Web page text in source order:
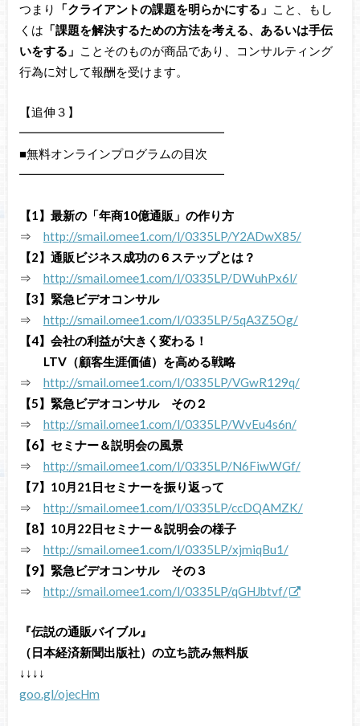
つまり 「クライアントの課題を明らかにする」
こと、もし
くは 「課題を解決するための方法を考える、あるいは手伝
いをする」
ことそのものが商品であり、コンサルティング
行為に対して報酬を受けます。
【追伸３】
━━━━━━━━━━━━━━━━━
■無料オンラインプログラムの目次
━━━━━━━━━━━━━━━━━
【1】最新の「年商10億通販」の作り方
⇒ http://smail.omee1.com/l/0335LP/Y2ADwX85/
【2】通販ビジネス成功の６ステップとは？
⇒ http://smail.omee1.com/l/0335LP/DWuhPx6l/
【3】緊急ビデオコンサル
⇒ http://smail.omee1.com/l/0335LP/5qA3Z5Og/
【4】会社の利益が大きく変わる！
LTV（顧客生涯価値）を高める戦略
⇒ http://smail.omee1.com/l/0335LP/VGwR129q/
【5】緊急ビデオコンサル その２
⇒ http://smail.omee1.com/l/0335LP/WvEu4s6n/
【6】セミナー＆説明会の風景
⇒ http://smail.omee1.com/l/0335LP/N6FiwWGf/
【7】10月21日セミナーを振り返って
⇒ http://smail.omee1.com/l/0335LP/ccDQAMZK/
【8】10月22日セミナー＆説明会の様子
⇒ http://smail.omee1.com/l/0335LP/xjmiqBu1/
【9】緊急ビデオコンサル その３
⇒ http://smail.omee1.com/l/0335LP/qGHJbtvf/
『伝説の通販バイブル』
（日本経済新聞出版社）の立ち読み無料版
↓↓↓↓
goo.gl/ojecHm